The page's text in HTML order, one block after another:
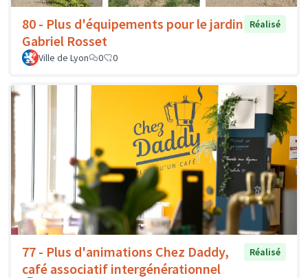
80 - Plus d'équipements pour le jardin
Gabriel Rosset
Réalisé
Ville de Lyon 0 0
77 - Plus d'animations Chez Daddy,
café associatif intergénérationnel
Réalisé